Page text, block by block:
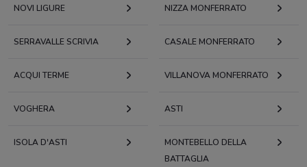
NOVI LIGURE NIZZA MONFERRATO
SERRAVALLE SCRIVIA CASALE MONFERRATO
ACQUI TERME VILLANOVA MONFERRATO
VOGHERA ASTI
ISOLA D'ASTI
MONTEBELLO DELLA
BATTAGLIA